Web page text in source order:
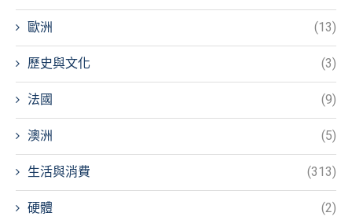
歐洲 (13)
歷史與文化 (3)
法國 (9)
澳洲 (5)
生活與消費 (313)
硬體 (2)